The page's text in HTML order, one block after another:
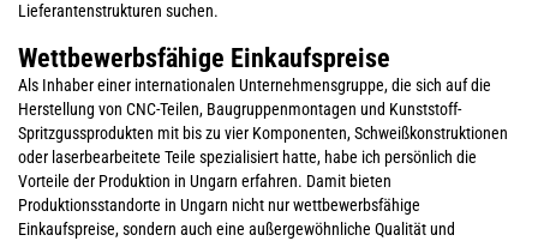
Lieferantenstrukturen suchen.
Wettbewerbsfähige Einkaufspreise
Als Inhaber einer internationalen Unternehmensgruppe, die sich auf die
Herstellung von CNC-Teilen, Baugruppenmontagen und Kunststoff-
Spritzgussprodukten mit bis zu vier Komponenten, Schweißkonstruktionen
oder laserbearbeitete Teile spezialisiert hatte, habe ich persönlich die
Vorteile der Produktion in Ungarn erfahren. Damit bieten
Produktionsstandorte in Ungarn nicht nur wettbewerbsfähige
Einkaufspreise, sondern auch eine außergewöhnliche Qualität und